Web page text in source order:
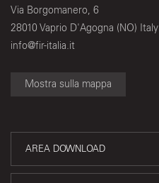
Via Borgomanero, 6
28010 Vaprio D'Agogna (NO) Italy
info@fir-italia.it
Mostra sulla mappa
AREA DOWNLOAD